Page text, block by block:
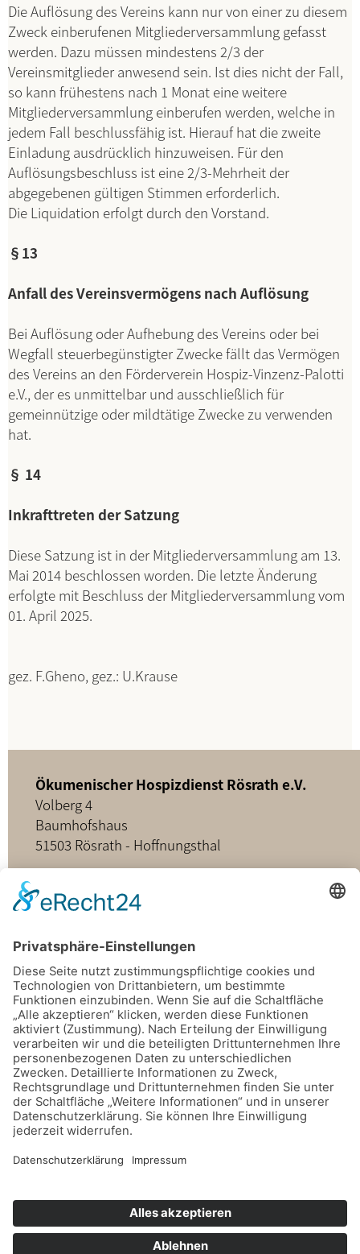
Die Auflösung des Vereins kann nur von einer zu diesem
Zweck einberufenen Mitgliederversammlung gefasst
werden. Dazu müssen mindestens 2/3 der
Vereinsmitglieder anwesend sein. Ist dies nicht der Fall,
so kann frühestens nach 1 Monat eine weitere
Mitgliederversammlung einberufen werden, welche in
jedem Fall beschlussfähig ist. Hierauf hat die zweite
Einladung ausdrücklich hinzuweisen. Für den
Auflösungsbeschluss ist eine 2/3-Mehrheit der
abgegebenen gültigen Stimmen erforderlich.
Die Liquidation erfolgt durch den Vorstand.
§13
Anfall des Vereinsvermögens nach Auflösung
Bei Auflösung oder Aufhebung des Vereins oder bei
Wegfall steuerbegünstigter Zwecke fällt das Vermögen
des Vereins an den Förderverein Hospiz-Vinzenz-Palotti
e.V., der es unmittelbar und ausschließlich für
gemeinnützige oder mildtätige Zwecke zu verwenden
hat.
§ 14
Inkrafttreten der Satzung
Diese Satzung ist in der Mitgliederversammlung am 13.
Mai 2014 beschlossen worden. Die letzte Änderung
erfolgte mit Beschluss der Mitgliederversammlung vom
01. April 2025.
gez. F.Gheno, gez.: U.Krause
Ökumenischer Hospizdienst Rösrath e.V.
Volberg 4
Baumhofshaus
51503 Rösrath - Hoffnungsthal
02205 - 898349
buero@hospizdienst-roesrath.de
Home
Datenschutz
Impressum
Mitmachen
Satzung
Mitglied werden
Facebook
Instagram